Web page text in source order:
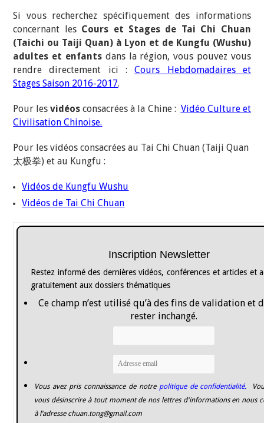
Si vous recherchez spécifiquement des informations
concernant les Cours et Stages de Tai Chi Chuan
(Taichi ou Taiji Quan) à Lyon et de Kungfu (Wushu)
adultes et enfantsdans la région, vous pouvez vous
rendre directement ici :Cours Hebdomadaires et
Stages Saison 2016-2017.
Pour lesvidéos consacrées à la Chine : Vidéo Culture et
Civilisation Chinoise.
Pour les vidéos consacrées au Tai Chi Chuan (Taiji Quan
太极拳) et au Kungfu :
Vidéos de Kungfu Wushu
Vidéos de Tai Chi Chuan
Inscription Newsletter
Restez informé des dernières vidéos, conférences et articles et
gratuitement aux dossiers thématiques
Ce champ n’est utilisé qu’à des fins de validation et
rester inchangé.
Vous avez pris connaissance de notrepolitique de confidentialité.
vous désinscrire à tout moment de nos lettres d'informations en nous
à l’adresse chuan.tong@gmail.com